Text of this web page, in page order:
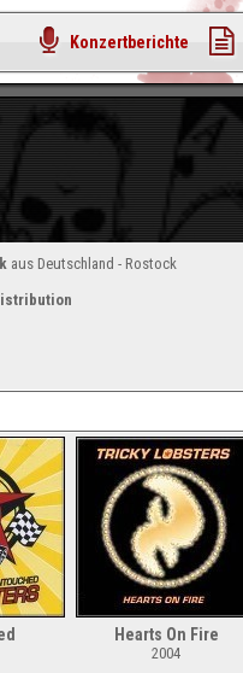
aus Deutschland - Rostock
Hearts On Fire
2004
Konzertberichte